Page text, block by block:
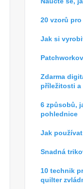
20 vzorů
Jak si
Zdarma
příležitosti
6 způsobů,
pohlednice
Jak
Snadná
10 technik
quilter